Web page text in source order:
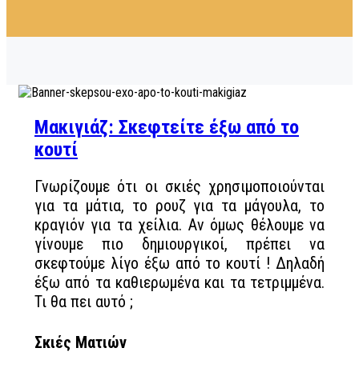
Μακιγιάζ: Σκεφτείτε έξω από το
κουτί
Γνωρίζουμε ότι οι σκιές χρησιμοποιούνται
για τα μάτια, το ρουζ για τα μάγουλα, το
κραγιόν για τα χείλια. Αν όμως θέλουμε να
γίνουμε πιο δημιουργικοί, πρέπει να
σκεφτούμε λίγο έξω από το κουτί ! Δηλαδή
έξω από τα καθιερωμένα και τα τετριμμένα.
Τι θα πει αυτό ;
Σκιές Ματιών